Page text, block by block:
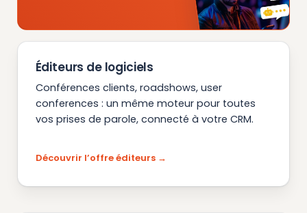
Éditeurs de logiciels
Conférences clients, roadshows, user
conferences : un même moteur pour toutes
vos prises de parole, connecté à votre CRM.
Découvrir l’offre éditeurs